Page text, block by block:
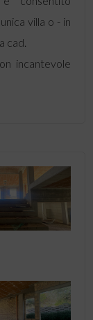
villa o - in
cad.
incantevole